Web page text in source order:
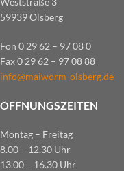
59939 Olsberg
Fon 0 29 62 – 97 08 0
Fax 0 29 62 – 97 08 88
info@maiworm-olsberg.de
ÖFFNUNGSZEITEN
Montag – Freitag
8.00 – 12.30 Uhr
13.00 – 16.30 Uhr